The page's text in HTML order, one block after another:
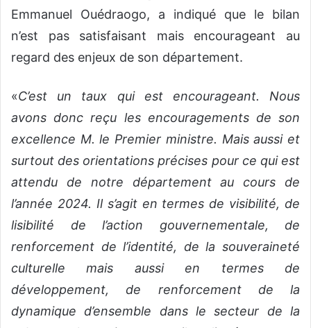
Emmanuel Ouédraogo, a indiqué que le bilan
n’est pas satisfaisant mais encourageant au
regard des enjeux de son département.
«C’est un taux qui est encourageant. Nous
avons donc reçu les encouragements de son
excellence M. le Premier ministre. Mais aussi et
surtout des orientations précises pour ce qui est
attendu de notre département au cours de
l’année 2024. Il s’agit en termes de visibilité, de
lisibilité de l’action gouvernementale, de
renforcement de l’identité, de la souveraineté
culturelle mais aussi en termes de
développement, de renforcement de la
dynamique d’ensemble dans le secteur de la